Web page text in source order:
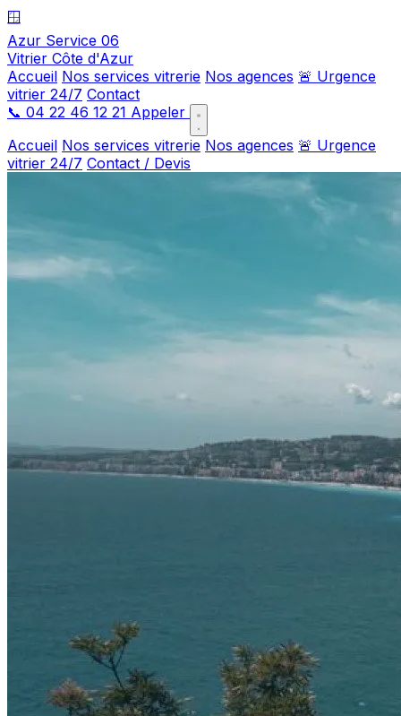
🪟
Azur Service 06
Vitrier Côte d'Azur
Accueil Nos services vitrerie Nos agences 🚨 Urgence
vitrier 24/7 Contact
📞 04 22 46 12 21 Appeler
Accueil Nos services vitrerie Nos agences 🚨 Urgence
vitrier 24/7 Contact / Devis